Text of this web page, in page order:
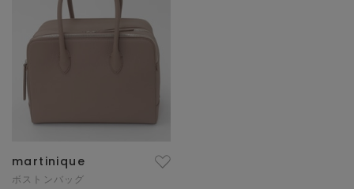
martinique
ボストンバッグ